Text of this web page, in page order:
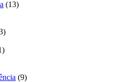
(13)
(9)